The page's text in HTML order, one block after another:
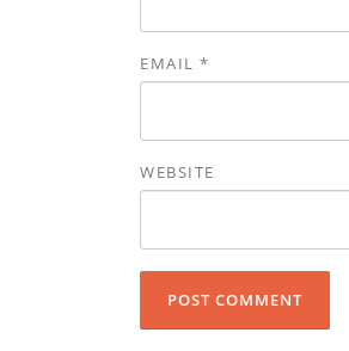
EMAIL *
WEBSITE